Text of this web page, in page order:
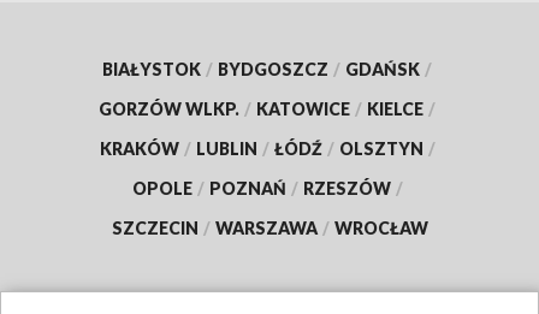
BIAŁYSTOK / BYDGOSZCZ / GDAŃSK /
GORZÓW WLKP. / KATOWICE / KIELCE /
KRAKÓW / LUBLIN / ŁÓDŹ / OLSZTYN /
OPOLE / POZNAŃ / RZESZÓW /
SZCZECIN / WARSZAWA / WROCŁAW